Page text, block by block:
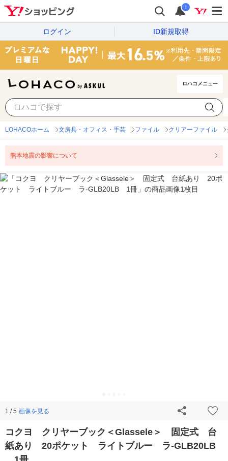
i
ログイン ID新規取得
ロハコメニュー
LOHACOホーム 文房具・オフィス・手芸 ファイル クリアーファイル
熊本地震の影響について
1 / 5 画像を見る
コクヨ クリヤーブック＜Glassele＞ 固定式 台
紙あり 20ポケット ライトブルー ラ-GLB20LB